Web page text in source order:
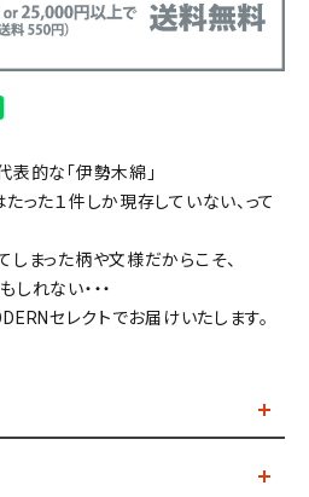
的な「伊勢木綿」
った１件しか現存していない、って
まった柄や文様だからこそ、
れない・・・
セレクトでお届けいたします。